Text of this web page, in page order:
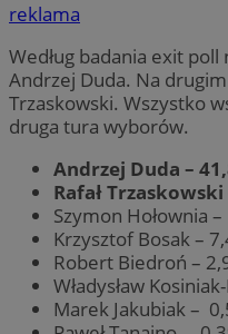
reklama
Według badania exit poll
Andrzej Duda. Na drugim
Trzaskowski. Wszystko
druga tura wyborów.
Andrzej Duda –
Rafał
Szymon Hołownia –
Krzysztof Bosak –
Robert Biedroń –
Władysław
Marek Jakubiak –